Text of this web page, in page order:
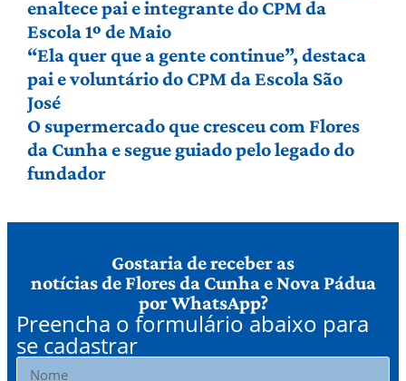
enaltece pai e integrante do CPM da
Escola 1º de Maio
“Ela quer que a gente continue”, destaca
pai e voluntário do CPM da Escola São
José
O supermercado que cresceu com Flores
da Cunha e segue guiado pelo legado do
fundador
Gostaria de receber as
notícias de Flores da Cunha e Nova Pádua
por WhatsApp?
Preencha o formulário abaixo para
se cadastrar